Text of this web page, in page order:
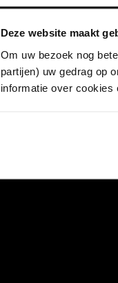
Deze website maakt
Om uw bezoek nog
partijen) uw gedrag op
informatie over